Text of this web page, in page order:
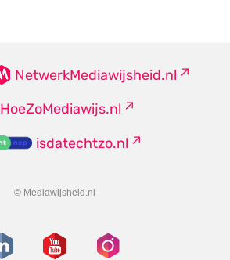
NetwerkMediawijsheid.nl
HoeZoMediawijs.nl
isdatechtzo.nl
© Mediawijsheid.nl